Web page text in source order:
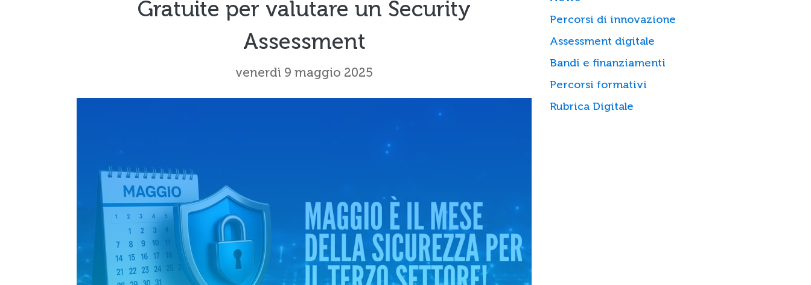
Gratuite per valutare un Security
Assessment
venerdì 9 maggio 2025
Percorsi di innovazione
Assessment digitale
Bandi e finanziamenti
Percorsi formativi
Rubrica Digitale